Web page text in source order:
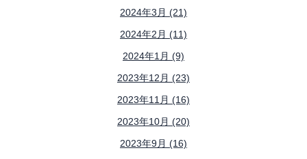
2024年3月 (21)
2024年2月 (11)
2024年1月 (9)
2023年12月 (23)
2023年11月 (16)
2023年10月 (20)
2023年9月 (16)